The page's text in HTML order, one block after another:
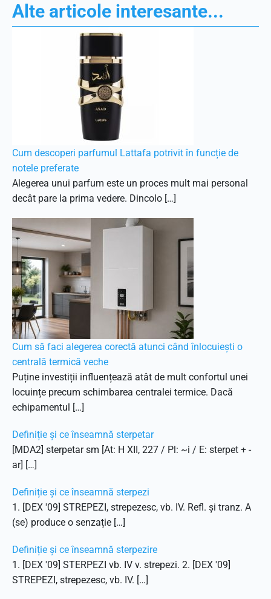
Alte articole interesante...
Cum descoperi parfumul Lattafa potrivit în funcție de
notele preferate
Alegerea unui parfum este un proces mult mai personal
decât pare la prima vedere. Dincolo […]
Cum să faci alegerea corectă atunci când înlocuiești o
centrală termică veche
Puține investiții influențează atât de mult confortul unei
locuințe precum schimbarea centralei termice. Dacă
echipamentul […]
Definiție și ce înseamnă sterpetar
[MDA2] sterpetar sm [At: H XII, 227 / Pl: ~i / E: sterpet + -
ar] […]
Definiție și ce înseamnă sterpezi
1. [DEX '09] STREPEZI, strepezesc, vb. IV. Refl. și tranz. A
(se) produce o senzație […]
Definiție și ce înseamnă sterpezire
1. [DEX '09] STERPEZI vb. IV v. strepezi. 2. [DEX '09]
STREPEZI, strepezesc, vb. IV. […]